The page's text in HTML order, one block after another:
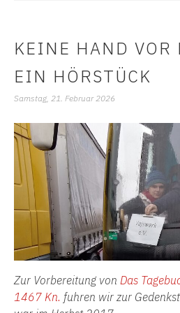
KEINE HAND VOR
EIN HÖRSTÜCK
Samstag, 21. Februar 2026
Zur Vorbereitung von Das
1467 Kn. fuhren wir zur